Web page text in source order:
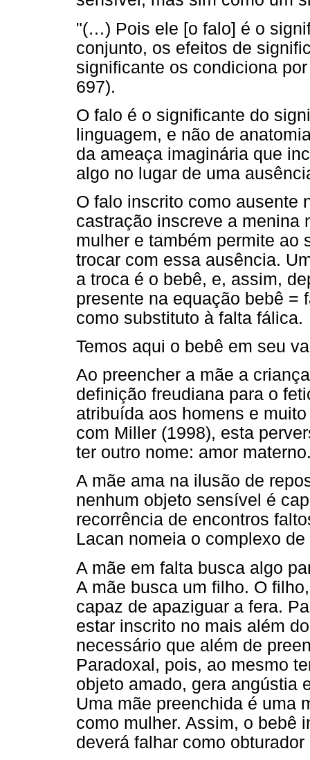
"(…) Pois ele [o falo] é o
conjunto, os efeitos de
significante os condiciona
697).
O falo é o significante do
linguagem, e não de
da ameaça imaginária que
algo no lugar de uma
O falo inscrito como ausente
castração inscreve a menina
mulher e também permite ao
trocar com essa ausência.
a troca é o bebê, e, assim,
presente na equação bebê =
como substituto à falta fálica.
Temos aqui o bebê em seu
Ao preencher a mãe a
definição freudiana para o
atribuída aos homens e
com Miller (1998), esta
ter outro nome: amor
A mãe ama na ilusão de
nenhum objeto sensível é
recorrência de encontros
Lacan nomeia o complexo
A mãe em falta busca algo
A mãe busca um filho. O
capaz de apaziguar a fera.
estar inscrito no mais além
necessário que além de
Paradoxal, pois, ao mesmo
objeto amado, gera angústia
Uma mãe preenchida é uma
como mulher. Assim, o bebê
deverá falhar como obturador